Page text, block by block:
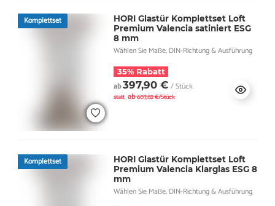
Komplettset
HORI Glastür Komplettset Loft
Premium Valencia satiniert ESG
8 mm
Wählen Sie Maße, DIN-Richtung & Ausführung
35% Rabatt
ab397,90 € / Stück
statt ab607,82 €/Stück
Komplettset
HORI Glastür Komplettset Loft
Premium Valencia Klarglas ESG 8
mm
Wählen Sie Maße, DIN-Richtung & Ausführung